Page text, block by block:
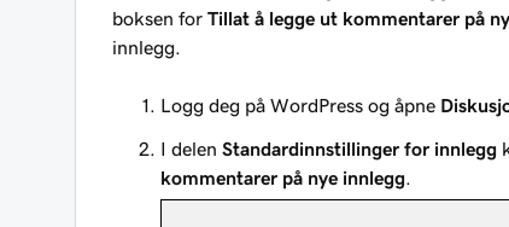
boksen for Tillat å legge ut kommentarer på
innlegg.
Logg deg på WordPress og åpne
I delen Standardinnstillinger for innlegg
kommentarer på nye innlegg